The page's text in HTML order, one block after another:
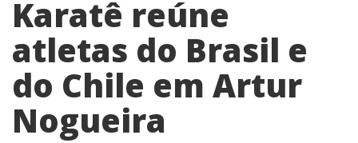
LISTA DIGITAL
TELEFONES ÚTEIS
CONTATO
ANUNCIE
Karatê reúne
atletas do Brasil e
do Chile em Artur
Nogueira